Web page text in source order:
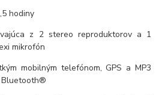
hodiny
z 2 stereo reproduktorov a 1
mikrofón
mobilným telefónom, GPS a MP3
Bluetooth®